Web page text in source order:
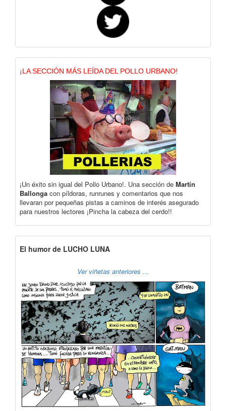
¡LA SECCIÓN MÁS LEÍDA DEL POLLO URBANO!
¡Un éxito sin igual del Pollo Urbano!. Una sección de Martín
Ballonga con píldoras, runrunes y comentarios que nos
llevaran por pequeñas pistas a caminos de interés asegurado
para nuestros lectores ¡Pincha la cabeza del cerdo!!
El humor de LUCHO LUNA
Ver viñetas anteriores …